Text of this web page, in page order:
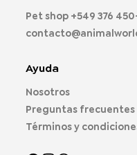
elegir
en
Pet shop +549 376
Ayuda
Nosotros
Preguntas frecuentes
Términos y